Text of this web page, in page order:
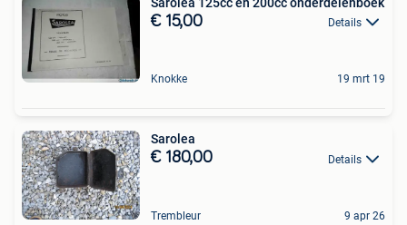
€ 15,00 Details
Knokke 19 mrt 19
Sarolea
€ 180,00 Details
Trembleur 9 apr 26